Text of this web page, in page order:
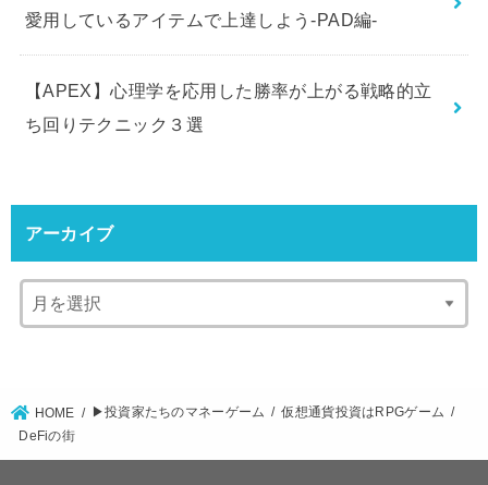
愛用しているアイテムで上達しよう-PAD編-
【APEX】心理学を応用した勝率が上がる戦略的立
ち回りテクニック３選
アーカイブ
HOME ▶︎投資家たちのマネーゲーム
仮想通貨投資はRPGゲーム
DeFiの街